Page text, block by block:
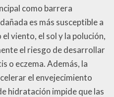
como barrera
es más susceptible a
viento, el sol y la polución,
el riesgo de desarrollar
o eczema. Además, la
el envejecimiento
hidratación impide que las